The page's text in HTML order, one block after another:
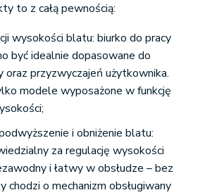
to z całą pewnością:
wysokości blatu: biurko do pracy
być idealnie dopasowane do
przyzwyczajeń użytkownika.
modele wyposażone w funkcję
i obniżenie blatu:
za regulację wysokości
i łatwy w obsłudze – bez
chodzi o mechanizm obsługiwany